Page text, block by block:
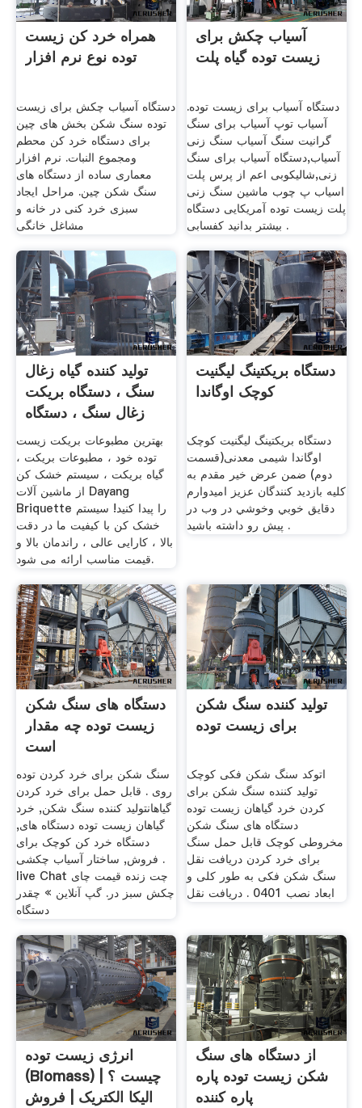
همراه خرد کن زیست
توده نوع نرم افزار
دستگاه آسیاب چکش برای زیست
توده سنگ شکن بخش های چین
برای دستگاه خرد کن محطم
ومجموع النبات. نرم افزار
معماری ساده از دستگاه های
سنگ شکن چین. مراحل ایجاد
سبزی خرد کنی در خانه و
مشاغل خانگی
آسیاب چکش برای
زیست توده گیاه پلت
دستگاه آسیاب برای زیست توده.
آسیاب توپ آسیاب برای سنگ
گرانیت سنگ آسیاب سنگ زنی
آسیاب,دستگاه آسیاب برای سنگ
زنی,شالیکوبی اعم از پرس پلت
اسیاب پ چوب ماشین سنگ زنی
پلت زیست توده آمریکایی دستگاه
بیشتر بدانید کفسابی .
تولید کننده گیاه زغال
سنگ ، دستگاه بریکت
زغال سنگ ، دستگاه
بهترین مطبوعات بریکت زیست
توده خود ، مطبوعات بریکت ،
گیاه بریکت ، سیستم خشک کن
از ماشین آلات Dayang
Briquette را پیدا کنید! سیستم
خشک کن با کیفیت ما در دقت
بالا ، کارایی عالی ، راندمان بالا و
قیمت مناسب ارائه می شود.
دستگاه بریکتینگ لیگنیت
کوچک اوگاندا
دستگاه بریکتینگ لیگنیت کوچک
اوگاندا شیمی معدنی(قسمت
دوم) ضمن عرض خير مقدم به
كليه بازديد كنندگان عزيز اميدوارم
دقايق خوبي وخوشي در وب در
پيش رو داشته باشيد .
دستگاه های سنگ شکن
زیست توده چه مقدار
است
سنگ شکن برای خرد کردن توده
روی . قابل حمل برای خرد کردن
گیاهانتولید کننده سنگ شکن, خرد
گیاهان زیست توده دستگاه های,
دستگاه خرد کن کوچک برای
فروش, ساختار آسیاب چکشی .
live Chat چت زنده قیمت چای
چکش سبز در. گپ آنلاین » چقدر
دستگاه
تولید کننده سنگ شکن
برای زیست توده
اتوکد سنگ شکن فکی کوچک
تولید کننده سنگ شکن برای
کردن خرد گیاهان زیست توده
دستگاه های سنگ شکن
مخروطی کوچک قابل حمل سنگ
برای خرد کردن دریافت نقل
سنگ شکن فکی به طور کلی و
ابعاد نصب 0401 . دریافت نقل
انرژی زیست توده
(Biomass) چیست ؟ |
الیکا الکتریک | فروش
از دستگاه های سنگ
شکن زیست توده پاره
پاره کننده